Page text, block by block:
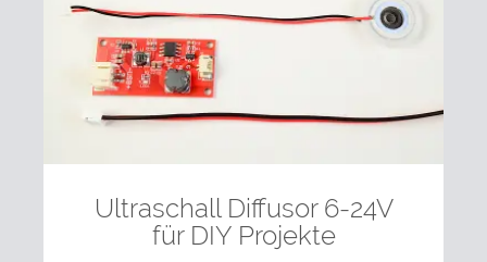
Ultraschall Diffusor 6-24V
für DIY Projekte